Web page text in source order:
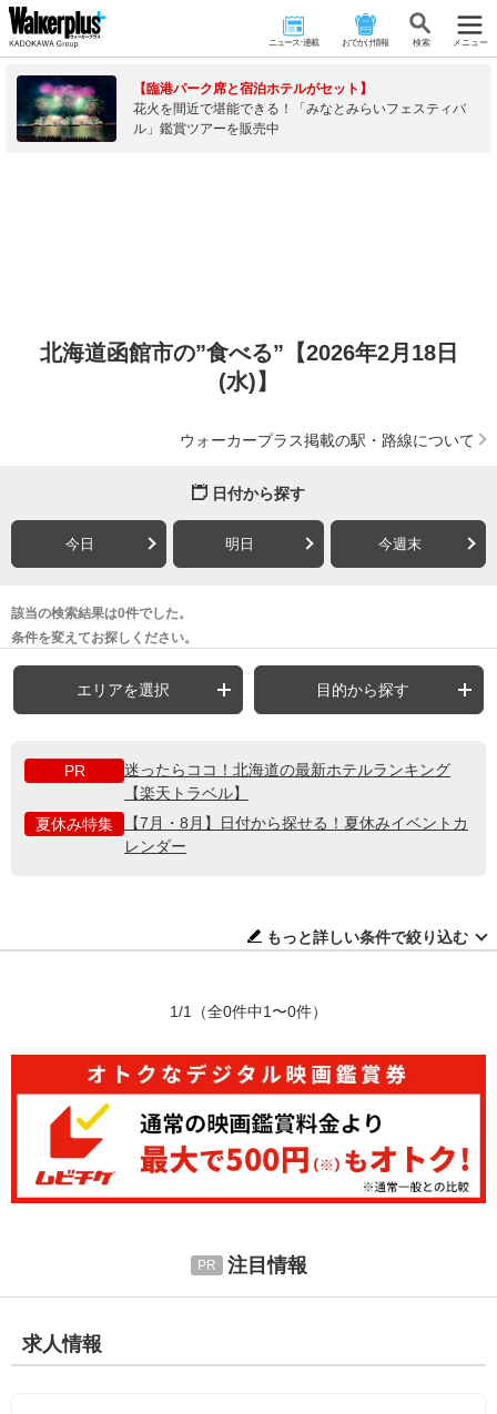
ニュース･連載 おでかけ情報 検 索 メニュー
【臨港パーク席と宿泊ホテルがセット】
花火を間近で堪能できる！「みなとみらいフェスティバ
ル」鑑賞ツアーを販売中
北海道函館市の”食べる”【2026年2月18日
(水)】
ウォーカープラス掲載の駅・路線について
日付から探す
今日 明日 今週末
該当の検索結果は0件でした。
条件を変えてお探しください。
エリアを選択 目的から探す
PR
迷ったらココ！北海道の最新ホテルランキング
【楽天トラベル】
夏休み特集
【7月・8月】日付から探せる！夏休みイベントカ
レンダー
もっと詳しい条件で絞り込む
1/1 （全0件中1〜0件）
注目情報
求人情報